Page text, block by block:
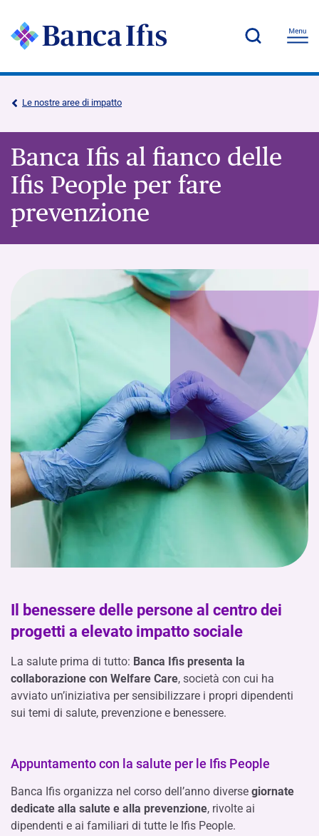
Le nostre aree di impatto
Banca Ifis al fianco delle
Ifis People per fare
prevenzione
Il benessere delle persone al centro dei
progetti a elevato impatto sociale
La salute prima di tutto: Banca Ifis presenta la
collaborazione con Welfare Care, società con cui ha
avviato un’iniziativa per sensibilizzare i propri dipendenti
sui temi di salute, prevenzione e benessere.
Appuntamento con la salute per le Ifis People
Banca Ifis organizza nel corso dell’anno diverse giornate
dedicate alla salute e alla prevenzione, rivolte ai
dipendenti e ai familiari di tutte le Ifis People.